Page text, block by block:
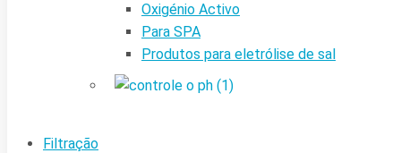
Oxigénio Activo
Para SPA
Produtos para eletrólise de sal
Filtração